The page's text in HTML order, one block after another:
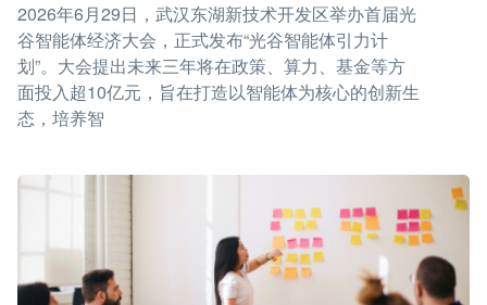
2026年6月29日，武汉东湖新技术开发区举办首届光
谷智能体经济大会，正式发布“光谷智能体引力计
划”。大会提出未来三年将在政策、算力、基金等方
面投入超10亿元，旨在打造以智能体为核心的创新生
态，培养智